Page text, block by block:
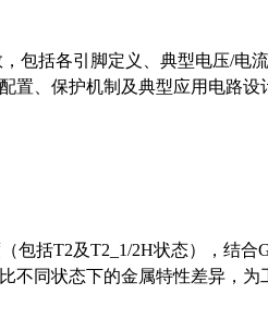
包括各引脚定义、典型电压/电
置、保护机制及典型应用电路
括T2及T2_1/2H状态），结合
不同状态下的金属特性差异，为